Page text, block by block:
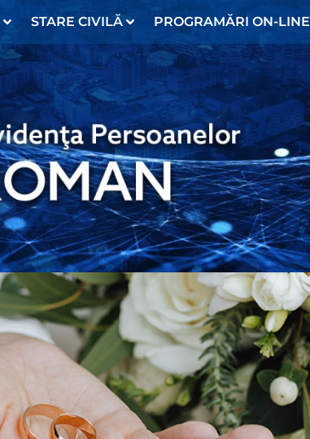
STARE CIVILĂ PROGRAMĂRI ON-LINE